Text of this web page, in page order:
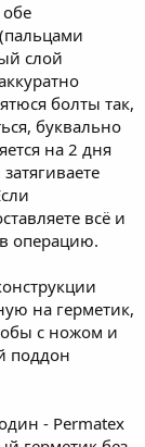
слой
болты так,
буквально
на 2 дня
всё и
операцию.
на герметик,
с ножом и
поддон
- Permatex